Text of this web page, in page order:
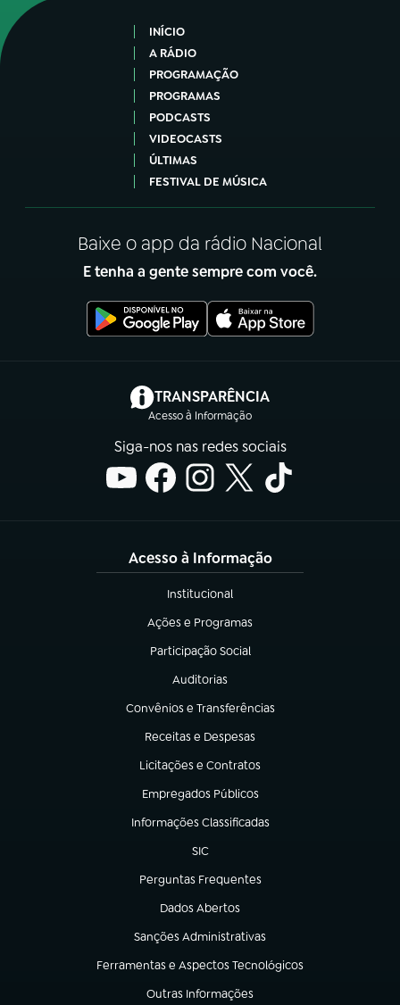
INÍCIO
A RÁDIO
PROGRAMAÇÃO
PROGRAMAS
PODCASTS
VIDEOCASTS
ÚLTIMAS
FESTIVAL DE MÚSICA
Baixe o app da rádio Nacional
E tenha a gente sempre com você.
TRANSPARÊNCIA
Acesso à Informação
(abre em nova aba)
Siga-nos nas redes sociais
Acesso à Informação
Institucional
(abre em nova aba)
Ações e Programas
(abre em nova aba)
Participação Social
(abre em nova aba)
Auditorias
(abre em nova aba)
Convênios e Transferências
(abre em nova aba)
Receitas e Despesas
(abre em nova aba)
Licitações e Contratos
(abre em nova aba)
Empregados Públicos
(abre em nova aba)
Informações Classificadas
(abre em nova aba)
SIC
(abre em nova aba)
Perguntas Frequentes
(abre em nova aba)
Dados Abertos
(abre em nova aba)
Sanções Administrativas
(abre em nova aba)
Ferramentas e Aspectos Tecnológicos
(abre em nova aba)
Outras Informações
(abre em nova aba)